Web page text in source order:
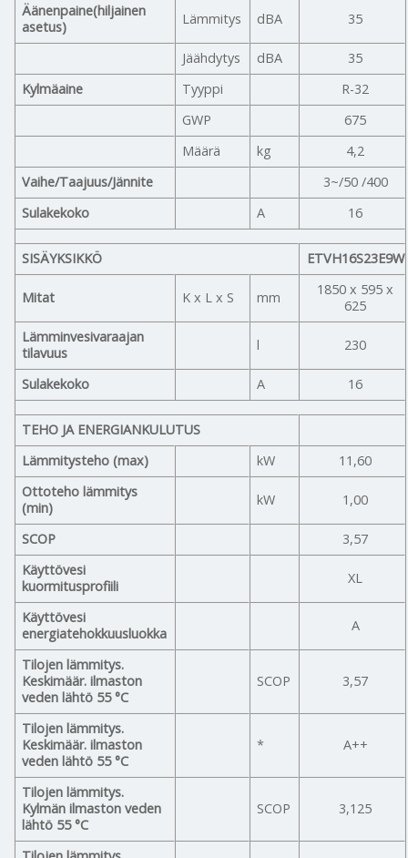
Äänenpaine(hiljainen
asetus)
Lämmitys dBA 35
Jäähdytys dBA
35
Kylmäaine
Tyyppi
R-32
GWP
675
Määrä
kg
4,2
Vaihe/Taajuus/Jännite
3~/50 /400
Sulakekoko
A 16
SISÄYKSIKKÖ ETVH16S23E9W
Mitat K x L x S mm
1850 x 595 x
625
Lämminvesivaraajan
tilavuus
l 230
Sulakekoko A 16
TEHO JA ENERGIANKULUTUS
Lämmitysteho (max)
kW
11,60
Ottoteho lämmitys
(min)
kW 1,00
SCOP
3,57
Käyttövesi
kuormitusprofiili
XL
Käyttövesi
energiatehokkuusluokka
A
Tilojen lämmitys.
Keskimäär. ilmaston
veden lähtö 55 °C
SCOP 3,57
Tilojen lämmitys.
Keskimäär. ilmaston
veden lähtö 55 °C
* A++
Tilojen lämmitys.
Kylmän ilmaston veden
lähtö 55 °C
SCOP 3,125